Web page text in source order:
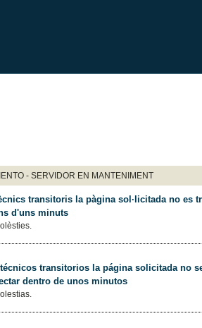
- SERVIDOR EN MANTENIMENT
transitoris la pàgina sol·licitada no es
d'uns minuts
transitorios la página solicitada no
dentro de unos minutos